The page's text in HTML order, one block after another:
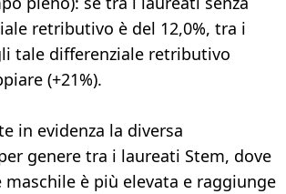
retributivo è del 12,0%, tra i
tale differenziale retributivo
(+21%).
in evidenza la diversa
genere tra i laureati Stem, dove
è più elevata e raggiunge